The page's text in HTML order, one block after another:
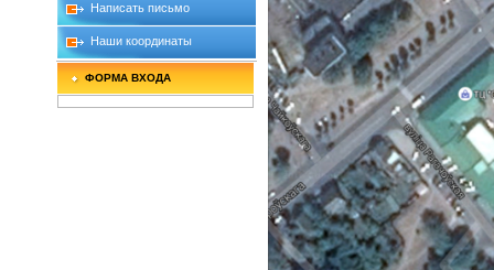
Написать письмо
Наши координаты
ФОРМА ВХОДА